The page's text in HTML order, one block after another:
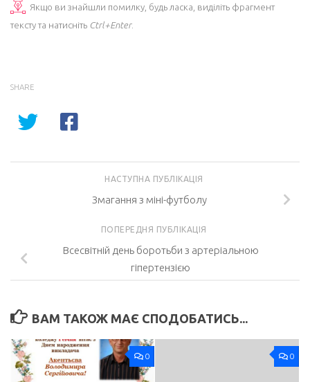
Якщо ви знайшли помилку, будь ласка, виділіть фрагмент
тексту та натисніть Ctrl+Enter.
SHARE
НАСТУПНА ПУБЛІКАЦІЯ
Змагання з міні-футболу
ПОПЕРЕДНЯ ПУБЛІКАЦІЯ
Всесвітній день боротьби з артеріальною
гіпертензією
ВАМ ТАКОЖ МАЄ СПОДОБАТИСЬ...
0 0